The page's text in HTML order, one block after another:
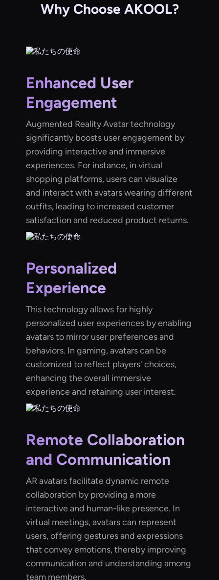
Why Choose AKOOL?
Enhanced User
Engagement
Augmented Reality Avatar technology
significantly boosts user engagement by
providing interactive and immersive
experiences. For instance, in virtual
shopping platforms, users can visualize
and interact with avatars wearing different
outfits, leading to increased customer
satisfaction and reduced product returns.
Personalized
Experience
This technology allows for highly
personalized user experiences by enabling
avatars to mirror user preferences and
behaviors. In gaming, avatars can be
customized to reflect players' choices,
enhancing the overall immersive
experience and retaining user interest.
Remote Collaboration
and Communication
AR avatars facilitate dynamic remote
collaboration by providing a more
interactive and human-like presence. In
virtual meetings, avatars can represent
users, offering gestures and expressions
that convey emotions, thereby improving
communication and understanding among
team members.